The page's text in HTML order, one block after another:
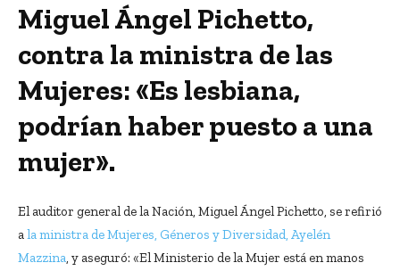
Miguel Ángel Pichetto,
contra la ministra de las
Mujeres: «Es lesbiana,
podrían haber puesto a una
mujer».
El auditor general de la Nación, Miguel Ángel Pichetto, se refirió
ala ministra de Mujeres, Géneros y Diversidad, Ayelén
Mazzina, y aseguró: «El Ministerio de la Mujer está en manos